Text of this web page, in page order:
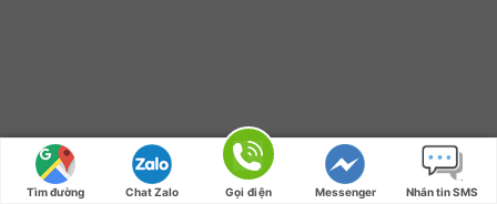
Tìm đường Chat Zalo Gọi điện Messenger Nhắn tin SMS